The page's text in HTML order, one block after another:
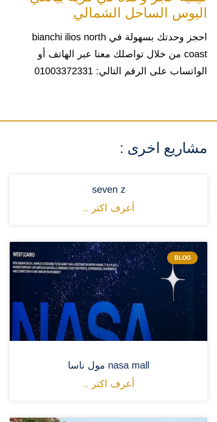
اليوس الساحل الشمالي
احجز وحدتك بسهولة في bianchi ilios north
coast من خلال تواصلك معنا عبر الهاتف أو
الواتساب على الرقم التالي: 01003372331
مشاريع اخرى :
seven z
أعرف اكتر ..
BLOG
nasa mall مول ناسا
أعرف اكتر ..